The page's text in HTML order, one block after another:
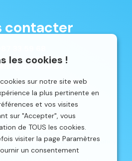
les cookies !
sur notre site web
la plus pertinente en
et vos visites
sur "Accepter", vous
de TOUS les cookies.
visiter la page Paramètres
un consentement
contacter
16 | 4650 CHAINEUX
réalisé parLocalisy Web Agency.